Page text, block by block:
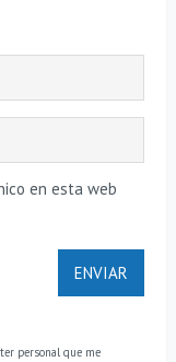
en esta web
personal que me